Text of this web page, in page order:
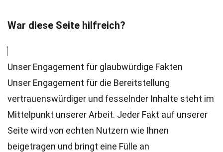
War diese Seite hilfreich?
Unser Engagement für glaubwürdige Fakten
Unser Engagement für die Bereitstellung
vertrauenswürdiger und fesselnder Inhalte steht im
Mittelpunkt unserer Arbeit. Jeder Fakt auf unserer
Seite wird von echten Nutzern wie Ihnen
beigetragen und bringt eine Fülle an